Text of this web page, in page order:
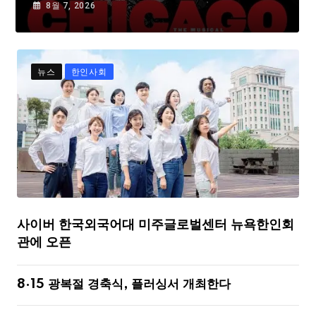
8월 7, 2026
뉴스 한인사회
사이버 한국외국어대 미주글로벌센터 뉴욕한인회
관에 오픈
8·15 광복절 경축식, 플러싱서 개최한다